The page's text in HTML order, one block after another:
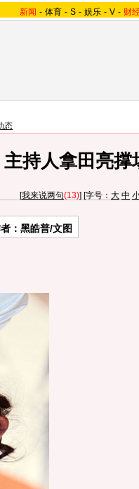
新闻 - 体育 - S - 娱乐 - V - 财
态
持人拿田亮撑
[我来说两句(13)] [字号： 大 中
：黑皓普/文图